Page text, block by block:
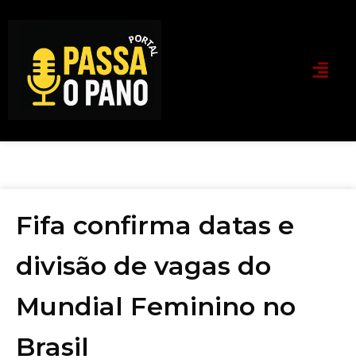
Fifa confirma datas e
divisão de vagas do
Mundial Feminino no
Brasil